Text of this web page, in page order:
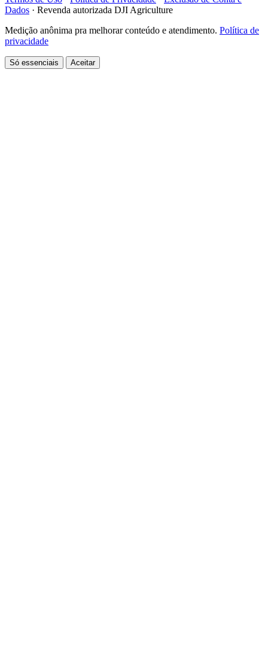
Dados · Revenda autorizada DJI Agriculture
Medição anônima pra melhorar conteúdo e atendimento. Política de
privacidade
Só essenciais Aceitar